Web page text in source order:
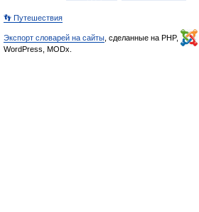
👣 Путешествия
Экспорт словарей на сайты , сделанные на PHP,
WordPress, MODx.